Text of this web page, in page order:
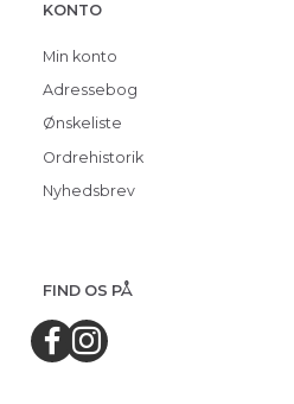
KONTO
Min konto
Adressebog
Ønskeliste
Ordrehistorik
Nyhedsbrev
FIND OS PÅ